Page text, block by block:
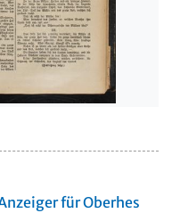
für Oberhes